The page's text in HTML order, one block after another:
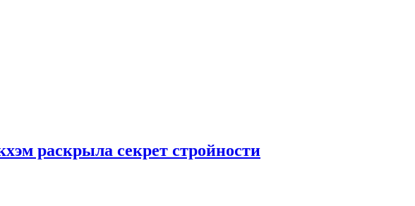
раскрыла секрет стройности